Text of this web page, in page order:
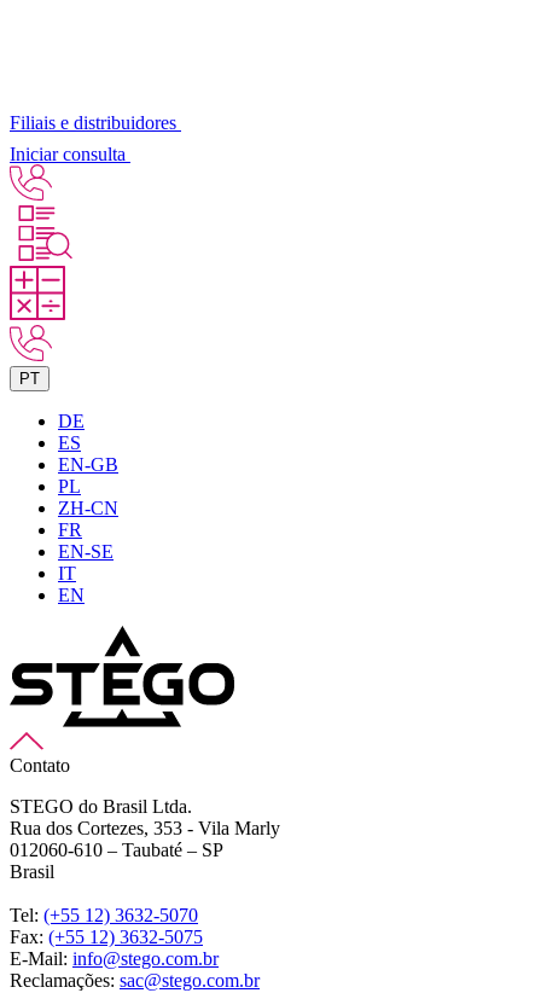
Filiais e distribuidores
Iniciar consulta
PT
DE
ES
EN-GB
PL
ZH-CN
FR
EN-SE
IT
EN
Contato
STEGO do Brasil Ltda.
Rua dos Cortezes, 353 - Vila Marly
012060-610 – Taubaté – SP
Brasil
Tel: (+55 12) 3632-5070
Fax: (+55 12) 3632-5075
E-Mail: info@stego.com.br
Reclamações: sac@stego.com.br